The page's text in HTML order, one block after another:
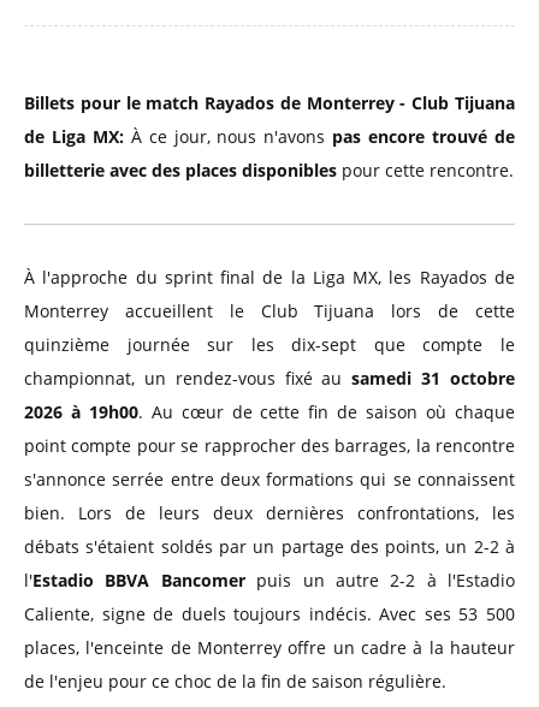
Billets pour le match Rayados de Monterrey - Club Tijuana
de Liga MX:À ce jour, nous n'avons pas encore trouvé de
billetterie avec des places disponibles pour cette rencontre.
À l'approche du sprint final de la Liga MX, les Rayados de
Monterrey accueillent le Club Tijuana lors de cette
quinzième journée sur les dix-sept que compte le
championnat, un rendez-vous fixé ausamedi 31 octobre
2026 à 19h00. Au cœur de cette fin de saison où chaque
point compte pour se rapprocher des barrages, la rencontre
s'annonce serrée entre deux formations qui se connaissent
bien. Lors de leurs deux dernières confrontations, les
débats s'étaient soldés par un partage des points, un 2-2 à
l'Estadio BBVA Bancomerpuis un autre 2-2 à l'Estadio
Caliente, signe de duels toujours indécis. Avec ses 53 500
places, l'enceinte de Monterrey offre un cadre à la hauteur
de l'enjeu pour ce choc de la fin de saison régulière.